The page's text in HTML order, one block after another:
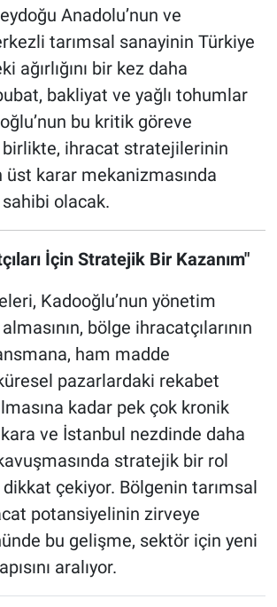
Anadolu’nun ve
tarımsal sanayinin Türkiye
ağırlığını bir kez daha
bakliyat ve yağlı tohumlar
bu kritik göreve
ihracat stratejilerinin
karar mekanizmasında
olacak.
İçin Stratejik Bir Kazanım"
Kadooğlu’nun yönetim
bölge ihracatçılarının
ham madde
pazarlardaki rekabet
kadar pek çok kronik
ve İstanbul nezdinde daha
stratejik bir rol
dikkat çekiyor. Bölgenin tarımsal
potansiyelinin zirveye
bu gelişme, sektör için yeni
aralıyor.